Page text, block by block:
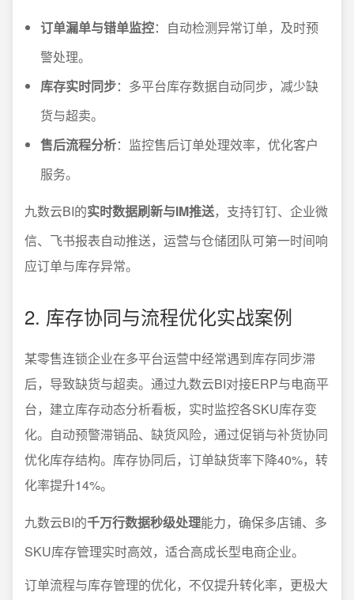
订单漏单与错单监控：自动检测异常订单，及时预
警处理。
库存实时同步：多平台库存数据自动同步，减少缺
货与超卖。
售后流程分析：监控售后订单处理效率，优化客户
服务。
九数云BI的实时数据刷新与IM推送，支持钉钉、企业微
信、飞书报表自动推送，运营与仓储团队可第一时间响
应订单与库存异常。
2. 库存协同与流程优化实战案例
某零售连锁企业在多平台运营中经常遇到库存同步滞
后，导致缺货与超卖。通过九数云BI对接ERP与电商平
台，建立库存动态分析看板，实时监控各SKU库存变
化。自动预警滞销品、缺货风险，通过促销与补货协同
优化库存结构。库存协同后，订单缺货率下降40%，转
化率提升14%。
九数云BI的千万行数据秒级处理能力，确保多店铺、多
SKU库存管理实时高效，适合高成长型电商企业。
订单流程与库存管理的优化，不仅提升转化率，更极大